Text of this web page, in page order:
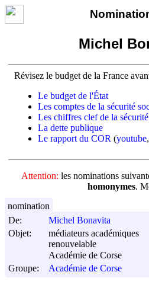
Michel
Révisez le budget de la France
Le budget de l'État
Les comptes de la sécurité
Les chiffres clef de la
La dette publique
Le rapport du COR (youtube,
Attention: les nominations
homonymes.
De:
Michel Bonavita
Objet:
médiateurs académiques
renouvelable
Académie de Corse
Groupe:
Académie de Corse
nomination